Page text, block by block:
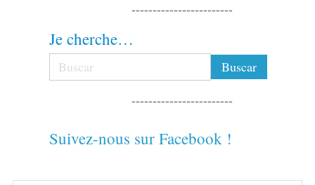
------------------------
Je cherche…
------------------------
Suivez-nous sur Facebook !